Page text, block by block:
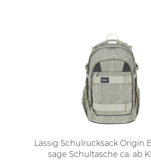
Lässig Schulrucksack Origin
sage Schultasche ca. ab